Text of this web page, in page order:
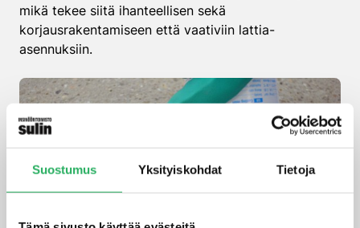
Suostumus Yksityiskohdat Tietoja
mikä tekee siitä ihanteellisen sekä
korjausrakentamiseen että vaativiin lattia-
asennuksiin.